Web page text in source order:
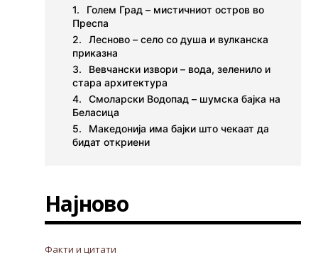
Голем Град – мистичниот остров во
Преспа
Лесново – село со душа и вулканска
приказна
Вевчански извори – вода, зеленило и
стара архитектура
Смоларски Водопад – шумска бајка на
Беласица
Македонија има бајки што чекаат да
бидат откриени
Најново
Факти и цитати